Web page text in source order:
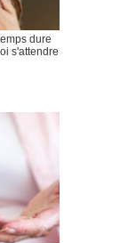
dure
s'attendre